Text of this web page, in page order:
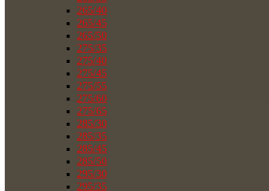
265/40
265/45
265/50
275/35
275/40
275/45
275/55
275/60
275/65
285/30
285/35
285/45
285/50
295/30
295/35